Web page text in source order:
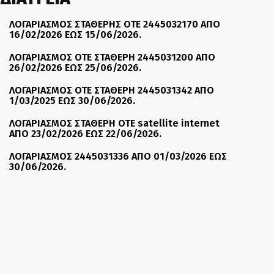
ΛΟΓΑΡΙΑΣΜΟΣ ΣΤΑΘΕΡΗΣ ΟΤΕ 2445032170 ΑΠΟ
16/02/2026 ΕΩΣ 15/06/2026.
ΛΟΓΑΡΙΑΣΜΟΣ ΟΤΕ ΣΤΑΘΕΡΗ 2445031200 ΑΠΟ
26/02/2026 ΕΩΣ 25/06/2026.
ΛΟΓΑΡΙΑΣΜΟΣ ΟΤΕ ΣΤΑΘΕΡΗ 2445031342 ΑΠΟ
1/03/2025 ΕΩΣ 30/06/2026.
ΛΟΓΑΡΙΑΣΜΟΣ ΣΤΑΘΕΡΗ ΟΤΕ satellite internet
ΑΠΟ 23/02/2026 ΕΩΣ 22/06/2026.
ΛΟΓΑΡΙΑΣΜΟΣ 2445031336 ΑΠΟ 01/03/2026 ΕΩΣ
30/06/2026.